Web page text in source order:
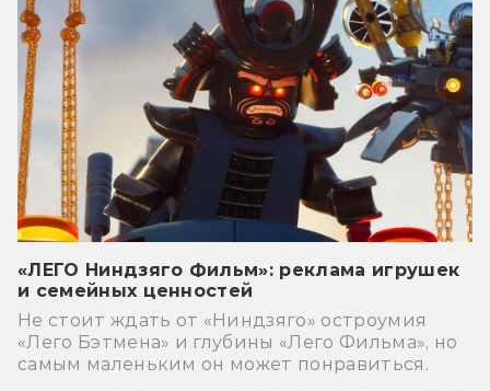
«ЛЕГО Ниндзяго Фильм»: реклама игрушек
и семейных ценностей
Не стоит ждать от «Ниндзяго» остроумия
«Лего Бэтмена» и глубины «Лего Фильма», но
самым маленьким он может понравиться.